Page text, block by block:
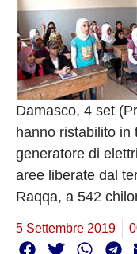
Damasco, 4 set
hanno ristabilito in
generatore di
aree liberate dal
Raqqa, a 542
5 Settembre 2019